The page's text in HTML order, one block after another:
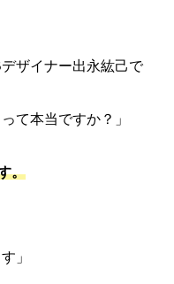
ザイナー出永紘己で
て本当ですか？」
。
」